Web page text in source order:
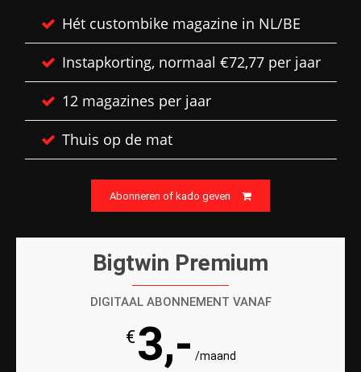
Hét custombike magazine in NL/BE
Instapkorting, normaal €72,77 per jaar
12 magazines per jaar
Thuis op de mat
Abonneren of kado geven
Bigtwin Premium
DIGITAAL ABONNEMENT VANAF
€3,- /maand